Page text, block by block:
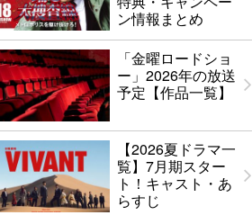
ン情報まとめ
「金曜ロードショ
ー」2026年の放送
予定【作品一覧】
【2026夏ドラマ一
覧】7月期スター
ト！キャスト・あ
らすじ